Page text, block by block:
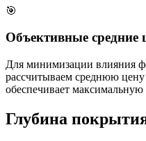
🎯
Объективные средние
Для минимизации влияния
рассчитываем среднюю
обеспечивает максимальную
Глубина